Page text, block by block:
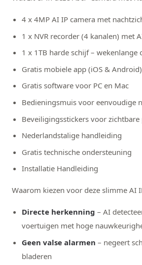
4 x 4MP AI IP camera met
1 x NVR recorder (4 kanalen) met
1 x 1TB harde schijf – wekenlange
Gratis mobiele app (iOS & Android)
Gratis software voor PC en Mac
Bedieningsmuis voor eenvoudige
Beveiligingsstickers voor
Nederlandstalige handleiding
Gratis technische ondersteuning
Installatie Handleiding
Waarom kiezen voor deze slimme AI
Directe herkenning – AI
voertuigen met hoge
Geen valse alarmen – negeert
bladeren